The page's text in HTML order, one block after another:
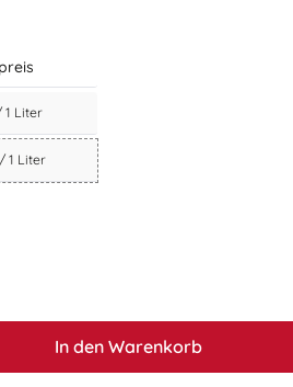
1 Liter
1 Liter
In den Warenkorb